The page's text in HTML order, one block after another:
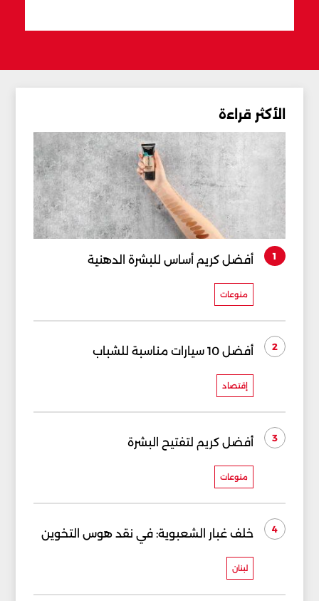
الأكثر قراءة
1 أفضل كريم أساس للبشرة الدهنية
منوعات
2 أفضل 10 سيارات مناسبة للشباب
إقتصاد
3 أفضل كريم لتفتيح البشرة
منوعات
4 خلف غبار الشعبوية: في نقد هوس التخوين
لبنان